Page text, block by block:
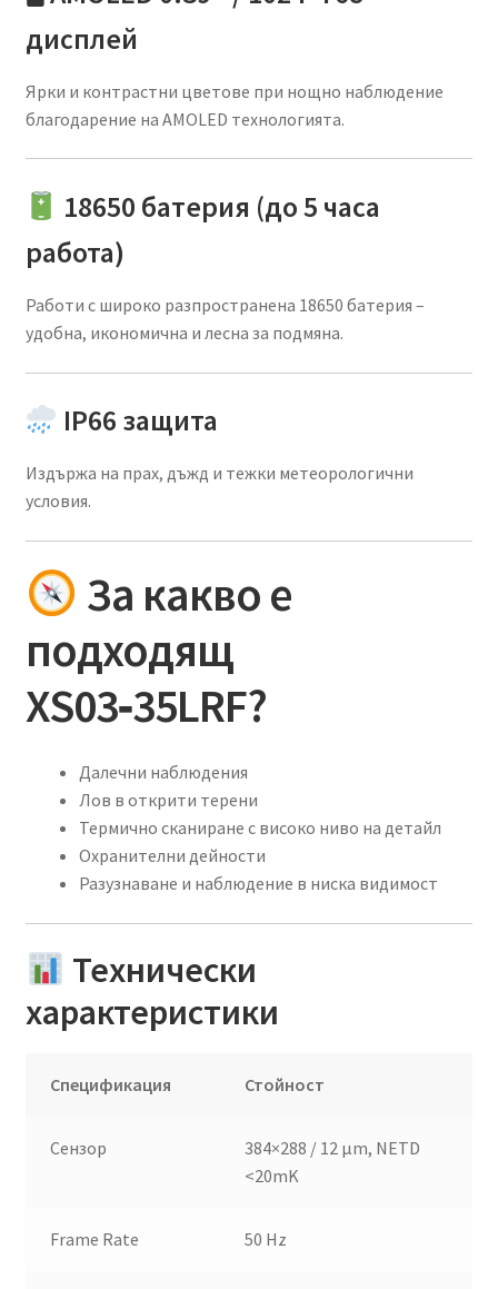
дисплей
Ярки и контрастни цветове при нощно наблюдение
благодарение на AMOLED технологията.
18650 батерия (до 5 часа
работа)
Работи с широко разпространена 18650 батерия –
удобна, икономична и лесна за подмяна.
IP66 защита
Издържа на прах, дъжд и тежки метеорологични
условия.
За какво е
подходящ
XS03‑35LRF?
Далечни наблюдения
Лов в открити терени
Термично сканиране с високо ниво на детайл
Охранителни дейности
Разузнаване и наблюдение в ниска видимост
Технически
характеристики
Спецификация Стойност
Сензор
384×288 / 12 μm, NETD
<20mK
Frame Rate 50 Hz